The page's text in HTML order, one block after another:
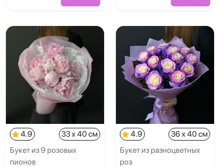
4.9
33 x 40 см
Букет из 9 розовых
пионов
4.9
36 x 40 см
Букет из разноцветных
роз